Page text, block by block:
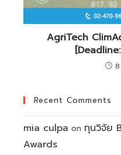
AgriTech
Recent Comments
mia culpa on ทุนวิจัย
Awards